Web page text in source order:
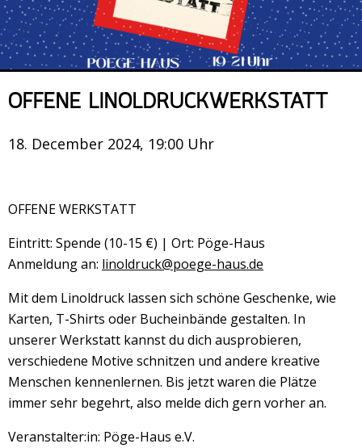
Organisation
Mitarbeit
Veranstaltungsrückblick
Kontakt und Anfahrt
Presse/Newsletter
OFFENE LINOLDRUCKWERKSTATT
18. December 2024, 19:00 Uhr
OFFENE WERKSTATT
Eintritt: Spende (10-15 €) | Ort: Pöge-Haus
Anmeldung an: linoldruck@poege-haus.de
Mit dem Linoldruck lassen sich schöne Geschenke, wie
Karten, T-Shirts oder Bucheinbände gestalten. In
unserer Werkstatt kannst du dich ausprobieren,
verschiedene Motive schnitzen und andere kreative
Menschen kennenlernen. Bis jetzt waren die Plätze
immer sehr begehrt, also melde dich gern vorher an.
Veranstalter:in: Pöge-Haus e.V.